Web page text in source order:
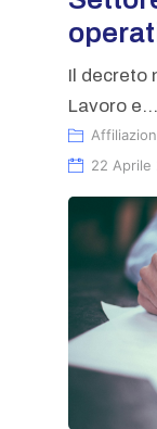
Il decreto
Lavoro e...
22 Aprile